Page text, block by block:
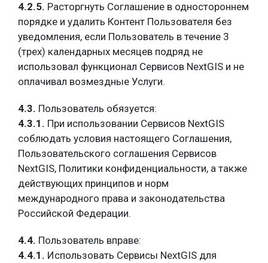
4.2.5. Расторгнуть Соглашение в одностороннем
порядке и удалить Контент Пользователя без
уведомления, если Пользователь в течение 3
(трех) календарных месяцев подряд не
использовал функционал Сервисов NextGIS и не
оплачивал возмездные Услуги.
4.3. Пользователь обязуется:
4.3.1. При использовании Сервисов NextGIS
соблюдать условия настоящего Соглашения,
Пользовательского соглашения Сервисов
NextGIS, Политики конфиденциальности, а также
действующих принципов и норм
международного права и законодательства
Российской Федерации.
4.4. Пользователь вправе:
4.4.1. Использовать Сервисы NextGIS для